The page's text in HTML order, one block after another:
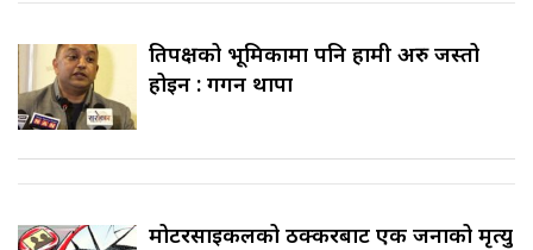
प्रतिपक्षको भूमिकामा पनि हामी अरु जस्तो
होइन : गगन थापा
मोटरसाइकलको ठक्करबाट एक जनाको मृत्यु